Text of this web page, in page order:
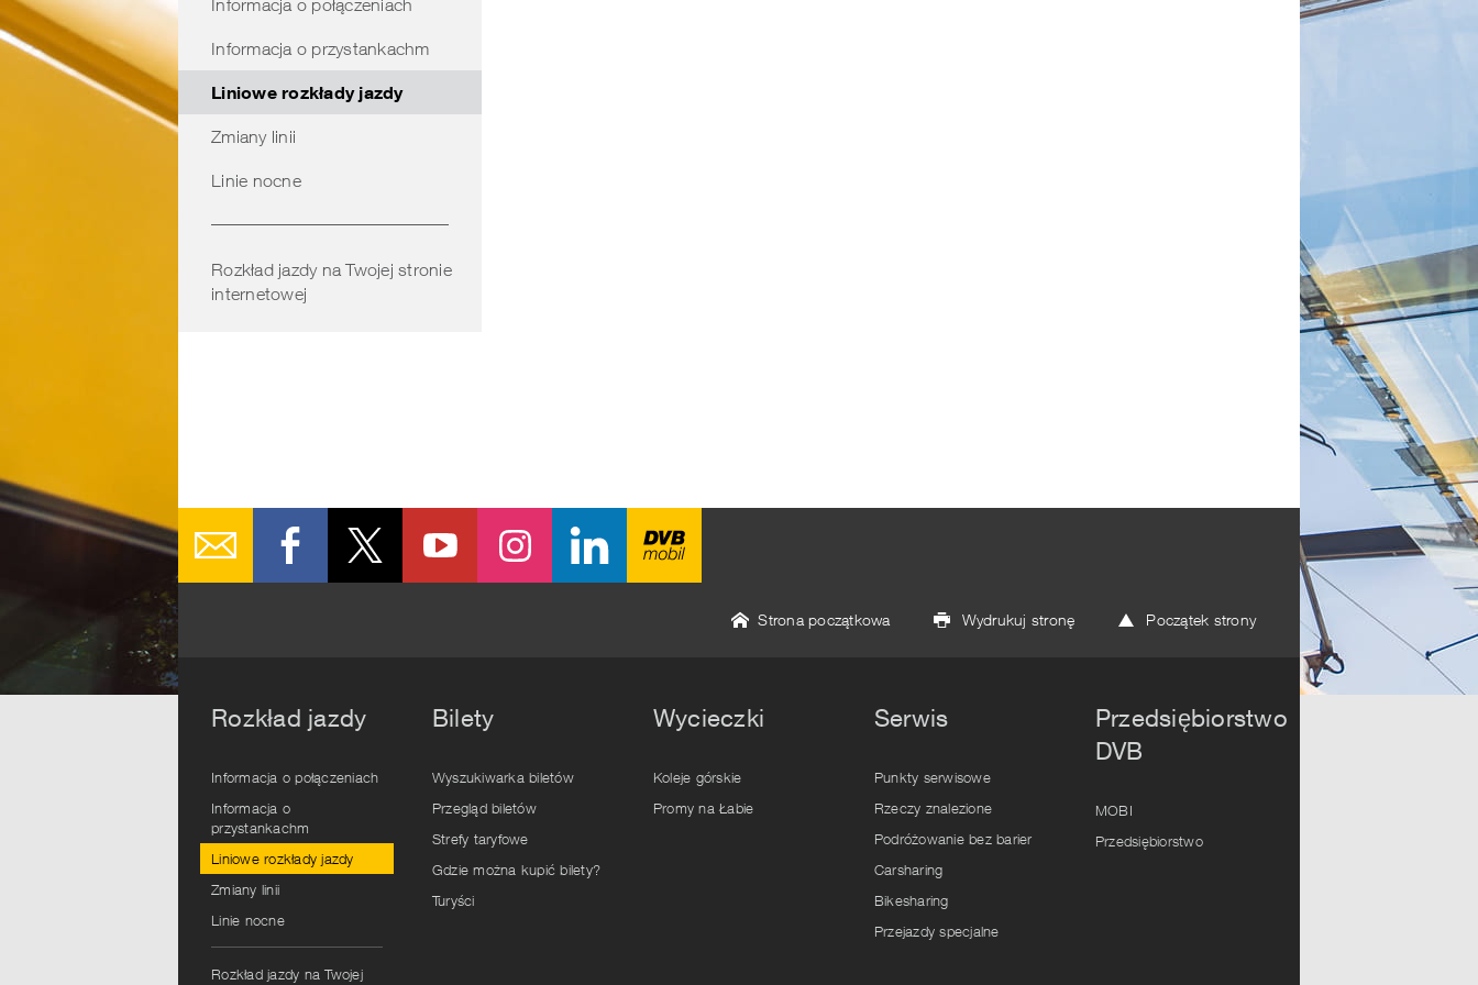
obszarzeInformacja o połączeniach
Informacja o przystankachm
Liniowe rozkłady jazdy
Zmiany linii
Linie nocne
Rozkład jazdy na Twojej stronie
internetowej
Strona początkowa Wydrukuj stronę Początek strony
Rozkład jazdy
Informacja o połączeniach
Informacja o
przystankachm
Liniowe rozkłady jazdy
Zmiany linii
Linie nocne
Rozkład jazdy na Twojej
Bilety
Wyszukiwarka biletów
Przegląd biletów
Strefy taryfowe
Gdzie można kupić bilety?
Turyści
Wycieczki
Koleje górskie
Promy na Łabie
Serwis
Punkty serwisowe
Rzeczy znalezione
Podróżowanie bez barier
Carsharing
Bikesharing
Przejazdy specjalne
Przedsiębiorstwo
DVB
MOBI
Przedsiębiorstwo